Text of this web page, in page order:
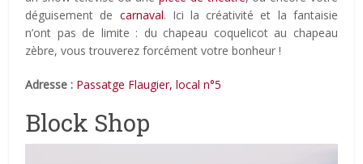
déguisement de carnaval. Ici la créativité et la fantaisie
n’ont pas de limite : du chapeau coquelicot au chapeau
zèbre, vous trouverez forcément votre bonheur !
Adresse : Passatge Flaugier, local n°5
Block Shop